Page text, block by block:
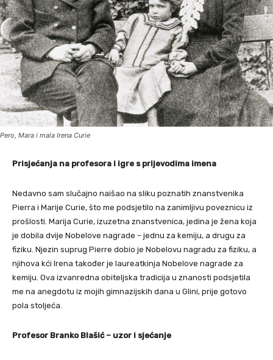
Pero, Mara i mala Irena Curie
Prisjećanja na profesora i igre s prijevodima imena
Nedavno sam slučajno naišao na sliku poznatih znanstvenika
Pierra i Marije Curie, što me podsjetilo na zanimljivu poveznicu iz
prošlosti. Marija Curie, izuzetna znanstvenica, jedina je žena koja
je dobila dvije Nobelove nagrade – jednu za kemiju, a drugu za
fiziku. Njezin suprug Pierre dobio je Nobelovu nagradu za fiziku, a
njihova kći Irena također je laureatkinja Nobelove nagrade za
kemiju. Ova izvanredna obiteljska tradicija u znanosti podsjetila
me na anegdotu iz mojih gimnazijskih dana u Glini, prije gotovo
pola stoljeća.
Profesor Branko Blašić – uzor i sjećanje